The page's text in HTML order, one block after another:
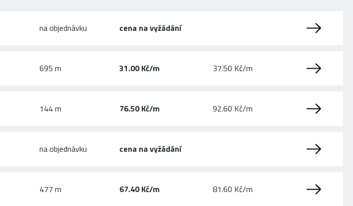
na objednávku cena na vyžádání
695 m 31.00 Kč/m 37.50 Kč/m
144 m 76.50 Kč/m 92.60 Kč/m
na objednávku cena na vyžádání
477 m 67.40 Kč/m 81.60 Kč/m